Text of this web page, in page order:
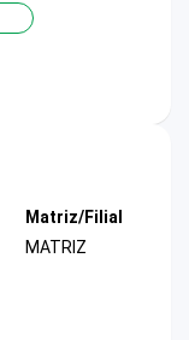
Matriz/Filial
MATRIZ